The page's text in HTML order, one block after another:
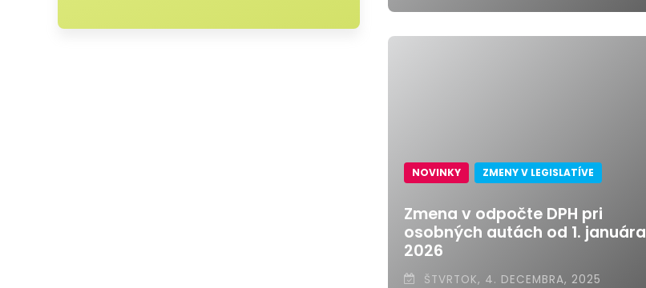
NOVINKY ZMENY V LEGISLATÍVE
Zmena v odpočte DPH pri
osobných autách od 1. januára
2026
ŠTVRTOK, 4. DECEMBRA, 2025